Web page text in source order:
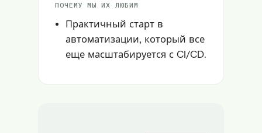
ПОЧЕМУ МЫ ИХ ЛЮБИМ
Практичный старт в
автоматизации, который все
еще масштабируется с CI/CD.